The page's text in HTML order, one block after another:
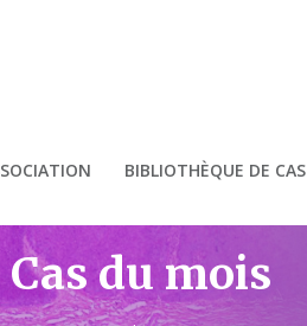
BIBLIOTHÈQUE DE CAS
du mois